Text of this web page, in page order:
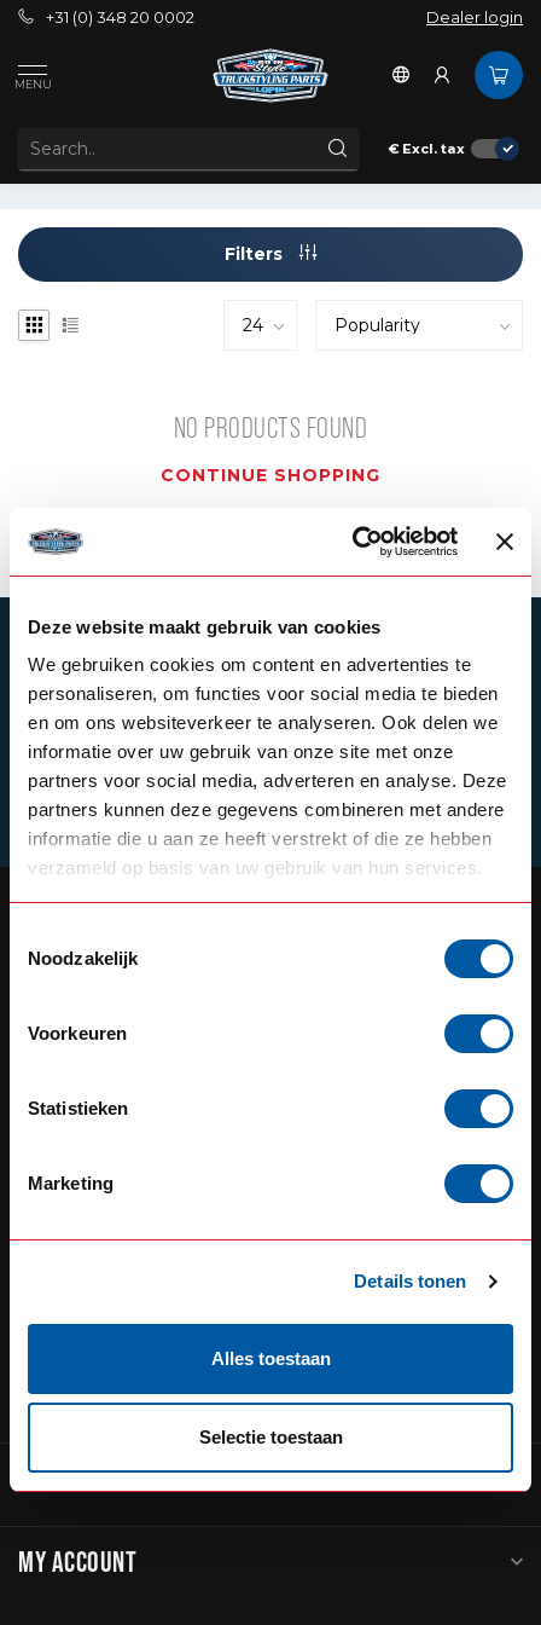
Deze website maakt gebruik van cookies
We gebruiken cookies om content en advertenties te
personaliseren, om functies voor social media te bieden
en om ons websiteverkeer te analyseren. Ook delen we
informatie over uw gebruik van onze site met onze
partners voor social media, adverteren en analyse. Deze
partners kunnen deze gegevens combineren met andere
informatie die u aan ze heeft verstrekt of die ze hebben
verzameld op basis van uw gebruik van hun services.
Noodzakelijk
Voorkeuren
Statistieken
Marketing
Details tonen
Alles toestaan
Selectie toestaan
+31 (0) 348 20 0002 Dealer login
MENU
€ Excl. tax
Tags
PRODUCTS TAGGED WITH 3-POKE STEERINGWHEEL
Filters
NO PRODUCTS FOUND
CONTINUE SHOPPING
SUBSCRIBE TO OUR NEWSLETTER
Stay up to date with our latest offers
Schrijf je in
OUR REPUTATION IS BUILT ON
SERVICE
3433KL Nieuwegein
+31 (0) 348 20 0002
+31 348234444
CATEGORIES
INFORMATION
MY ACCOUNT